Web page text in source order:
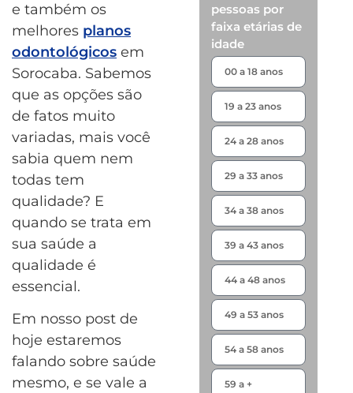
e também os
melhores planos
odontológicos em
Sorocaba. Sabemos
que as opções são
de fatos muito
variadas, mais você
sabia quem nem
todas tem
qualidade? E
quando se trata em
sua saúde a
qualidade é
essencial.
Em nosso post de
hoje estaremos
falando sobre saúde
mesmo, e se vale a
pessoas por
faixa etárias de
idade